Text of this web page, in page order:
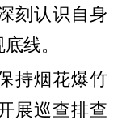
刻认识自身
线。
持烟花爆竹
展巡查排查